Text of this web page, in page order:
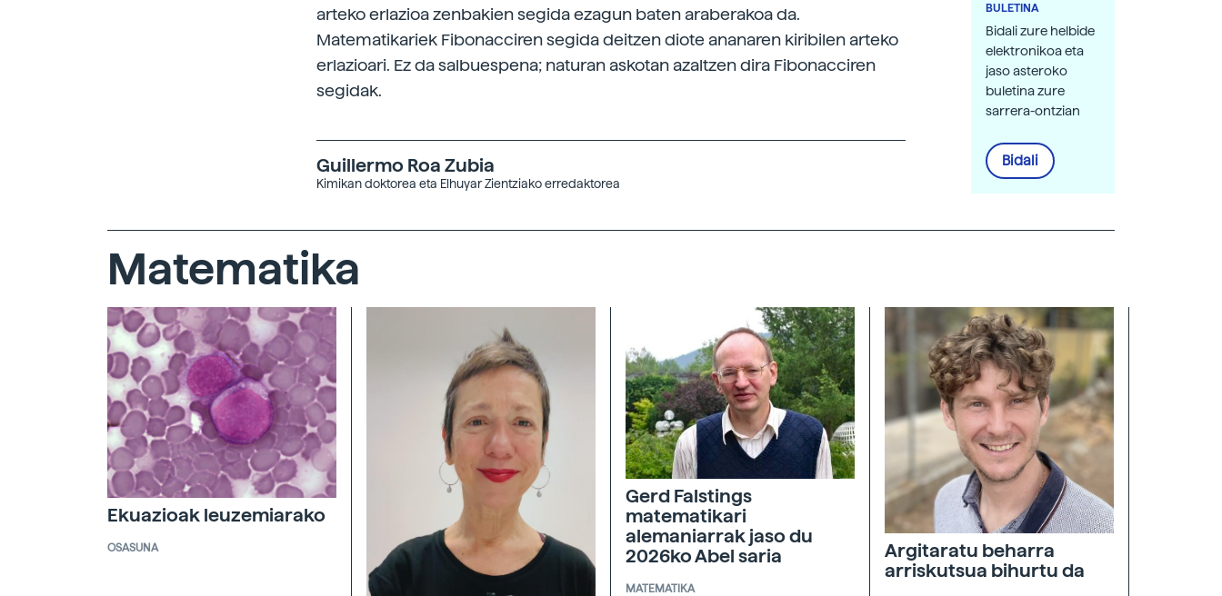
arteko erlazioa zenbakien segida ezagun baten araberakoa da.
Matematikariek Fibonacciren segida deitzen diote ananaren kiribilen arteko
erlazioari. Ez da salbuespena; naturan askotan azaltzen dira Fibonacciren
segidak.
Guillermo Roa Zubia
Kimikan doktorea eta Elhuyar Zientziako erredaktorea
BULETINA
Bidali zure helbide
elektronikoa eta
jaso asteroko
buletina zure
sarrera-ontzian
Bidali
Matematika
Ekuazioak leuzemiarako
OSASUNA
Gerd Falstings
matematikari
alemaniarrak jaso du
2026ko Abel saria
MATEMATIKA
Argitaratu beharra
arriskutsua bihurtu da